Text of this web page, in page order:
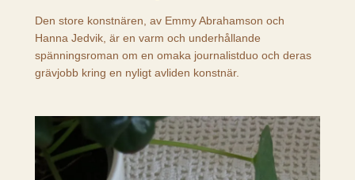
Den store konstnären, av Emmy Abrahamson och
Hanna Jedvik, är en varm och underhållande
spänningsroman om en omaka journalistduo och deras
grävjobb kring en nyligt avliden konstnär.